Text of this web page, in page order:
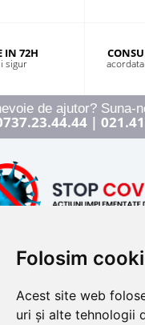
Folosim
Acest site web
uri și alte tehnologii
IN 72H
sigur
de ajutor? Suna-
|